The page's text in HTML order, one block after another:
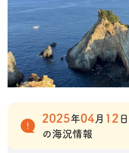
2025年04 月 12 日
の海況情報